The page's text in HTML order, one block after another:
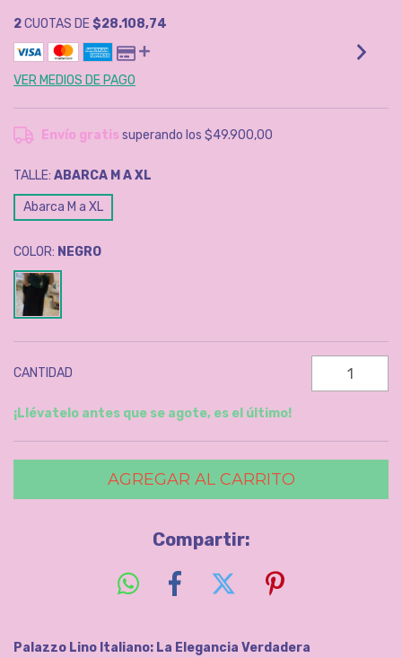
2CUOTAS DE$28.108,74
VER MEDIOS DE PAGO
Envío gratis superando los$49.900,00
TALLE: ABARCA M A XL
Abarca M a XL
COLOR: NEGRO
CANTIDAD
¡Llévatelo antes que se agote, es el último!
Compartir:
Palazzo Lino Italiano: La Elegancia Verdadera